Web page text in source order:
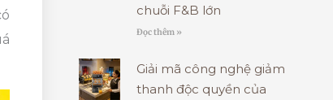
chuỗi F&B lớn
Đọc thêm »
Giải mã công nghệ giảm
thanh độc quyền của